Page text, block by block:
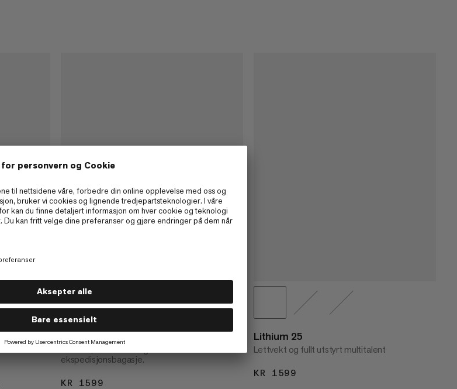
Cargo 50
Holdbar, værbestandig
ekspedisjonsbagasje.
KR 1599
Lithium 25
Lettvekt og fullt utstyrt multitalent
KR 1599